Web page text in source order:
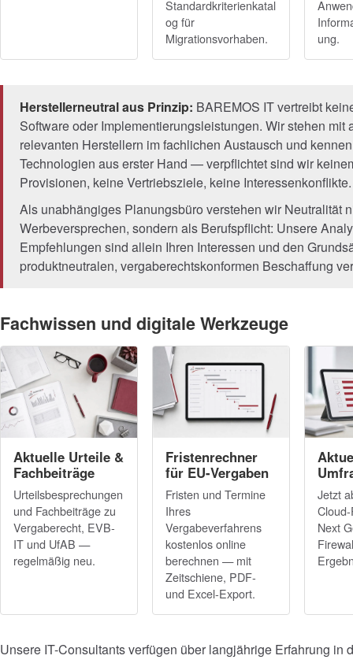
Standardkriterienkatal
og für
Migrationsvorhaben.
ung.
Herstellerneutral aus Prinzip: BAREMOS IT vertreibt
Software oder Implementierungsleistungen. Wir stehen mit
relevanten Herstellern im fachlichen Austausch und
Technologien aus erster Hand — verpflichtet sind wir
Provisionen, keine Vertriebsziele, keine Interessenkonflikte.
Als unabhängiges Planungsbüro verstehen wir Neutralität
Werbeversprechen, sondern als Berufspflicht: Unsere
Empfehlungen sind allein Ihren Interessen und den
produktneutralen, vergaberechtskonformen Beschaffung
Fachwissen und digitale Werkzeuge
Aktuelle Urteile &
Fachbeiträge
Urteilsbesprechungen
und Fachbeiträge zu
Vergaberecht, EVB-
IT und UfAB —
regelmäßig neu.
Fristenrechner
für EU-Vergaben
Fristen und Termine
Ihres
Vergabeverfahrens
kostenlos online
berechnen — mit
Zeitschiene, PDF-
und Excel-Export.
Jetzt
Next
Unsere IT-Consultants verfügen über langjährige Erfahrung in